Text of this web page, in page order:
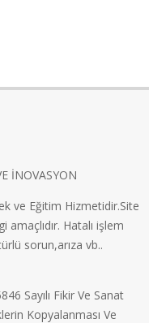
İNOVASYON
ve Eğitim Hizmetidir.Site
Hatalı işlem
sorun,arıza vb..
Sayılı Fikir Ve Sanat
Kopyalanması Ve